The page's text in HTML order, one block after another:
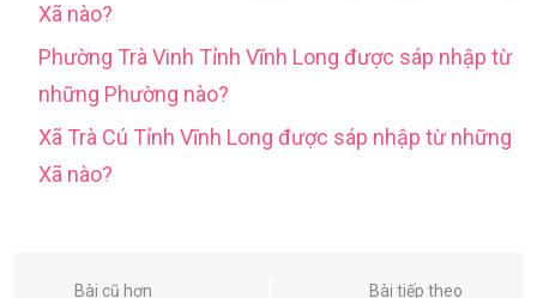
Xã nào?
Phường Trà Vinh Tỉnh Vĩnh Long được sáp nhập từ
những Phường nào?
Xã Trà Cú Tỉnh Vĩnh Long được sáp nhập từ những
Xã nào?
Bài cũ hơn Bài tiếp theo